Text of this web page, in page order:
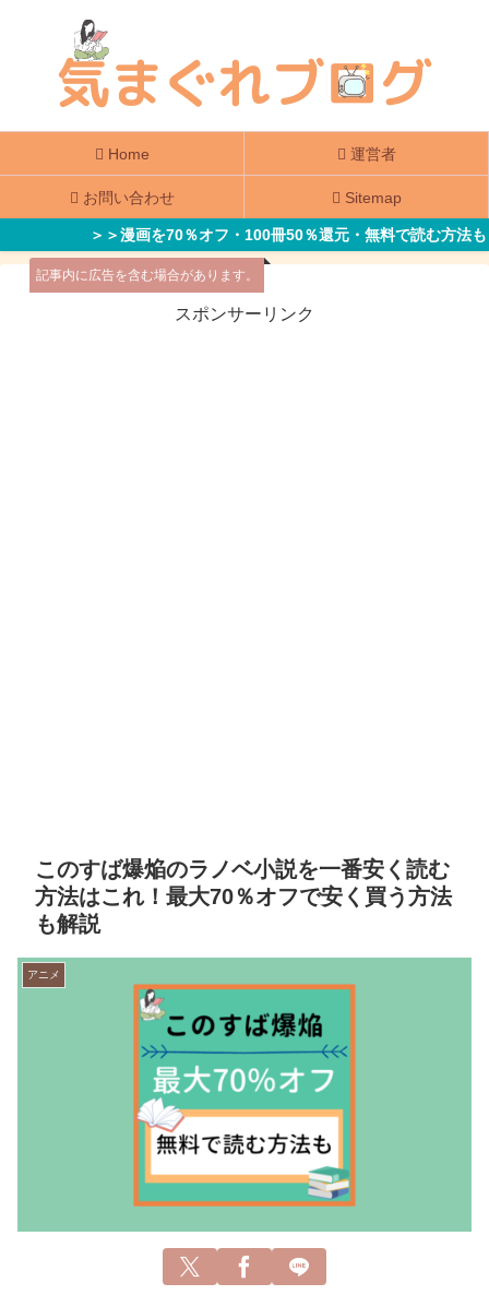
Home 運営者
お問い合わせ Sitemap
＞＞漫画を70％オフ・100冊50％還元・無料で読む方法も
記事内に広告を含む場合があります。
スポンサーリンク
このすば爆焔のラノベ小説を一番安く読む
方法はこれ！最大70％オフで安く買う方法
も解説
アニメ